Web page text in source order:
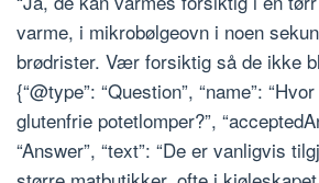
varme, i mikrobølgeovn i noen
brødrister. Vær forsiktig så de ikke
{“@type”: “Question”, “name”:
glutenfrie potetlomper?”,
“Answer”, “text”: “De er vanligvis